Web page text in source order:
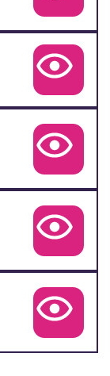
projection
projection
projection